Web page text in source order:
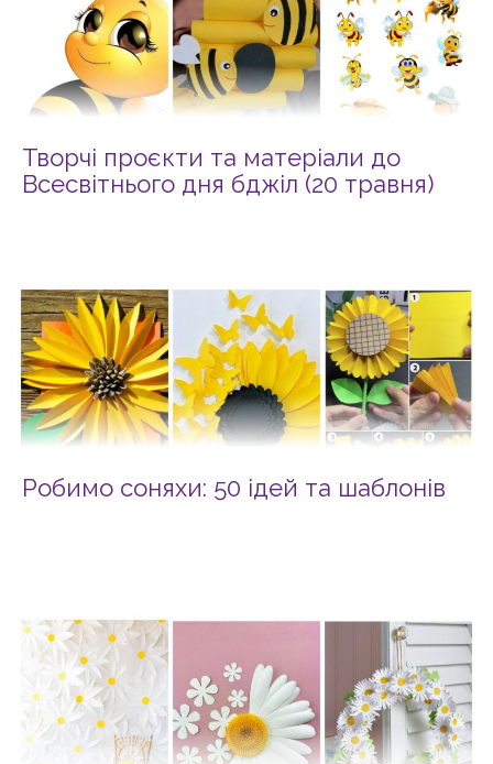
Творчі проєкти та матеріали до
Всесвітнього дня бджіл (20 травня)
Робимо соняхи: 50 ідей та шаблонів